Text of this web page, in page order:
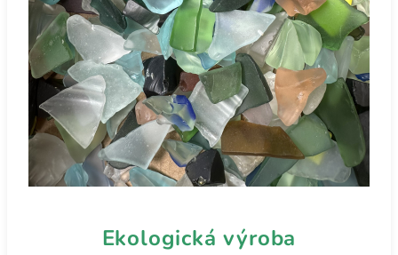
Ekologická výroba